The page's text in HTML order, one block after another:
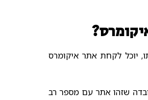
יוכל לקחת אתר איקומרס
שזהו אתר עם מספר רב